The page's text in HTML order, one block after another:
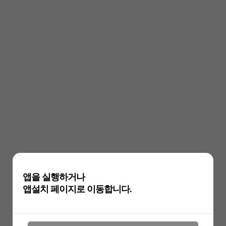
앱을 실행하거나
앱설치 페이지로 이동합니다.